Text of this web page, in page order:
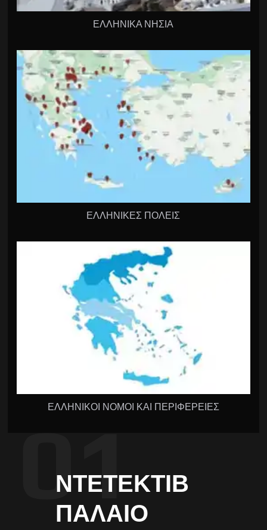
ΕΛΛΗΝΙΚΑ ΝΗΣΙΑ
ΕΛΛΗΝΙΚΕΣ ΠΟΛΕΙΣ
ΕΛΛΗΝΙΚΟΙ ΝΟΜΟΙ ΚΑΙ ΠΕΡΙΦΕΡΕΙΕΣ
ΝΤΕΤΈΚΤΙΒ
ΠΑΛΑΙΌ